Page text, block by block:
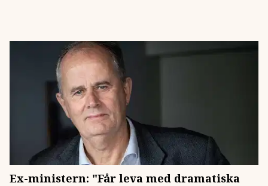
Ex-ministern: "Får leva med dramatiska